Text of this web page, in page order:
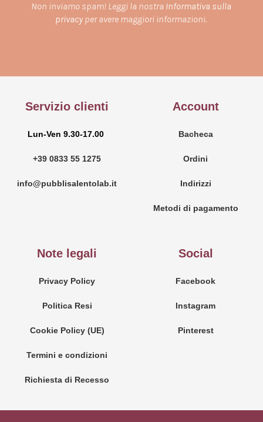
Non inviamo spam! Leggi la nostra Informativa sulla
privacy per avere maggiori informazioni.
Servizio clienti
Lun-Ven 9.30-17.00
+39 0833 55 1275
info@pubblisalentolab.it
Account
Bacheca
Ordini
Indirizzi
Metodi di pagamento
Note legali
Privacy Policy
Politica Resi
Cookie Policy (UE)
Termini e condizioni
Richiesta di Recesso
Social
Facebook
Instagram
Pinterest